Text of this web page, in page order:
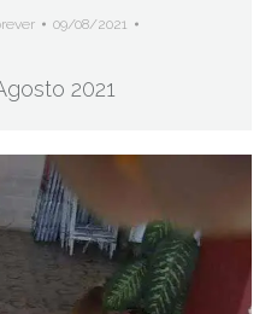
09/08/2021
2021